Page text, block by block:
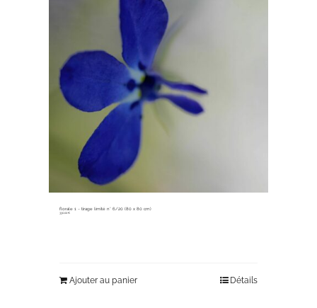
florale 1 ~ tirage limité n° 6/20 (80 x 80 cm)
330,00€
Ajouter au panier Détails